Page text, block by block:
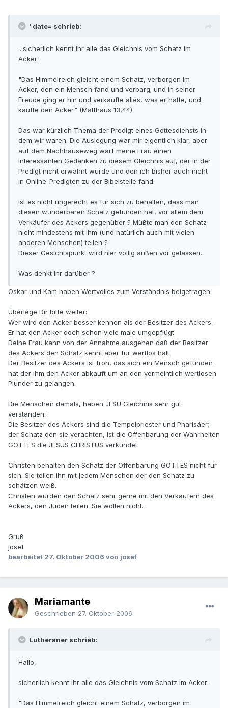
' date= schrieb:
...sicherlich kennt ihr alle das Gleichnis vom Schatz im
Acker:
"Das Himmelreich gleicht einem Schatz, verborgen im
Acker, den ein Mensch fand und verbarg; und in seiner
Freude ging er hin und verkaufte alles, was er hatte, und
kaufte den Acker." (Matthäus 13,44)
Das war kürzlich Thema der Predigt eines Gottesdiensts in
dem wir waren. Die Auslegung war mir eigentlich klar, aber
auf dem Nachhauseweg warf meine Frau einen
interessanten Gedanken zu diesem Gleichnis auf, der in der
Predigt nicht erwähnt wurde und den ich bisher auch nicht
in Online-Predigten zu der Bibelstelle fand:
Ist es nicht ungerecht es für sich zu behalten, dass man
diesen wunderbaren Schatz gefunden hat, vor allem dem
Verkäufer des Ackers gegenüber ? Müßte man den Schatz
nicht mindestens mit ihm (und natürlich auch mit vielen
anderen Menschen) teilen ?
Dieser Gesichtspunkt wird hier völlig außen vor gelassen.
Was denkt ihr darüber ?
Oskar und Kam haben Wertvolles zum Verständnis beigetragen.
Überlege Dir bitte weiter:
Wer wird den Acker besser kennen als der Besitzer des Ackers.
Er hat den Acker doch schon viele male umgepflügt.
Deine Frau kann von der Annahme ausgehen daß der Besitzer
des Ackers den Schatz kennt aber für wertlos hält.
Der Besitzer des Ackers ist froh, das sich ein Mensch gefunden
hat der ihm den Acker abkauft um an den vermeintlich wertlosen
Plunder zu gelangen.
Die Menschen damals, haben JESU Gleichnis sehr gut
verstanden:
Die Besitzer des Ackers sind die Tempelpriester und Pharisäer;
der Schatz den sie verachten, ist die Offenbarung der Wahrheiten
GOTTES die JESUS CHRISTUS verkündet.
Christen behalten den Schatz der Offenbarung GOTTES nicht für
sich. Sie teilen ihn mit jedem Menschen der den Schatz zu
schätzen weiß.
Christen würden den Schatz sehr gerne mit den Verkäufern des
Ackers, den Juden teilen. Sie wollen nicht.
Gruß
josef
bearbeitet 27. Oktober 2006 von josef
Mariamante
Geschrieben 27. Oktober 2006
Lutheraner schrieb:
Hallo,
sicherlich kennt ihr alle das Gleichnis vom Schatz im Acker:
"Das Himmelreich gleicht einem Schatz, verborgen im